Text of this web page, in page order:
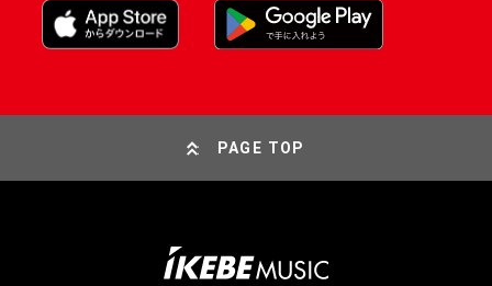
PAGE TOP